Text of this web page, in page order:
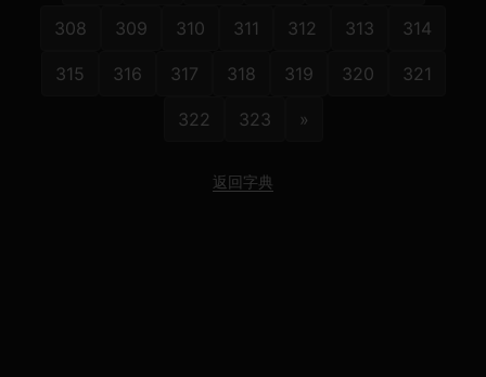
308 309 310 311 312 313 314
315 316 317 318 319 320 321
322 323 »
返回字典